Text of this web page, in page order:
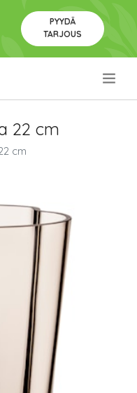
PYYDÄ
TARJOUS
22 cm
cm